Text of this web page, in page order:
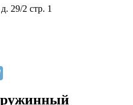
29/2 стр. 1